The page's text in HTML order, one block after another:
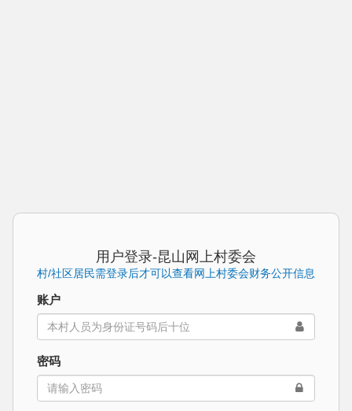
用户登录-昆山网上村委会
村/社区居民需登录后才可以查看网上村委会财务公开信息
账户
密码